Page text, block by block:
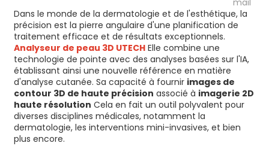
Dans le monde de la dermatologie et de l'esthétique, la
précision est la pierre angulaire d'une planification de
traitement efficace et de résultats exceptionnels.
Analyseur de peau 3D UTECHElle combine une
technologie de pointe avec des analyses basées sur l'IA,
établissant ainsi une nouvelle référence en matière
d'analyse cutanée. Sa capacité à fournir images de
contour 3D de haute précision associé à imagerie 2D
haute résolution Cela en fait un outil polyvalent pour
diverses disciplines médicales, notamment la
dermatologie, les interventions mini-invasives, et bien
plus encore.